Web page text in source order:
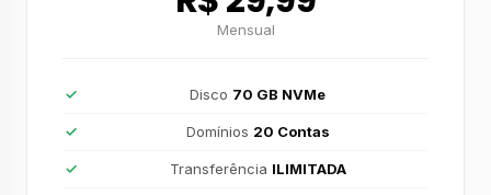
Mensual
Disco 70 GB NVMe
Domínios 20 Contas
Transferência ILIMITADA